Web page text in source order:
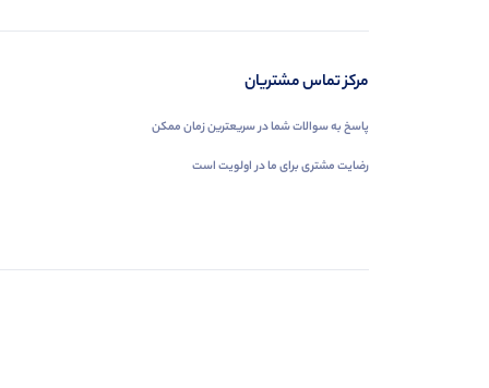
مرکز تماس مشتریان
پاسخ به سوالات شما در سریعترین زمان ممکن
رضایت مشتری برای ما در اولویت است